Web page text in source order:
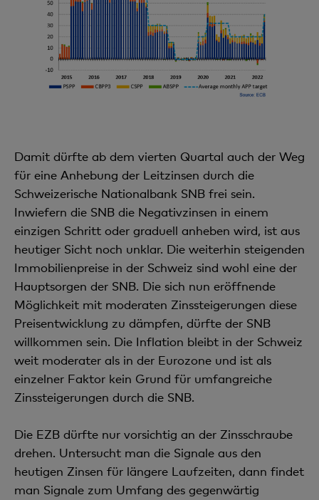
Damit dürfte ab dem vierten Quartal auch der Weg
für eine Anhebung der Leitzinsen durch die
Schweizerische Nationalbank SNB frei sein.
Inwiefern die SNB die Negativzinsen in einem
einzigen Schritt oder graduell anheben wird, ist aus
heutiger Sicht noch unklar. Die weiterhin steigenden
Immobilienpreise in der Schweiz sind wohl eine der
Hauptsorgen der SNB. Die sich nun eröffnende
Möglichkeit mit moderaten Zinssteigerungen diese
Preisentwicklung zu dämpfen, dürfte der SNB
willkommen sein. Die Inflation bleibt in der Schweiz
weit moderater als in der Eurozone und ist als
einzelner Faktor kein Grund für umfangreiche
Zinssteigerungen durch die SNB.
Die EZB dürfte nur vorsichtig an der Zinsschraube
drehen. Untersucht man die Signale aus den
heutigen Zinsen für längere Laufzeiten, dann findet
man Signale zum Umfang des gegenwärtig